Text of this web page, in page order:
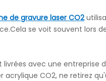
de gravure laser CO2
se voit souvent lors
avec une entreprise
acrylique CO2, ne retirez